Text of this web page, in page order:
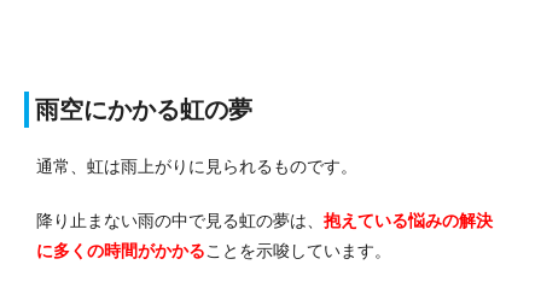
雨空にかかる虹の夢
通常、虹は雨上がりに見られるものです。
降り止まない雨の中で見る虹の夢は、 抱えている悩みの解決
に多くの時間がかかることを示唆しています。